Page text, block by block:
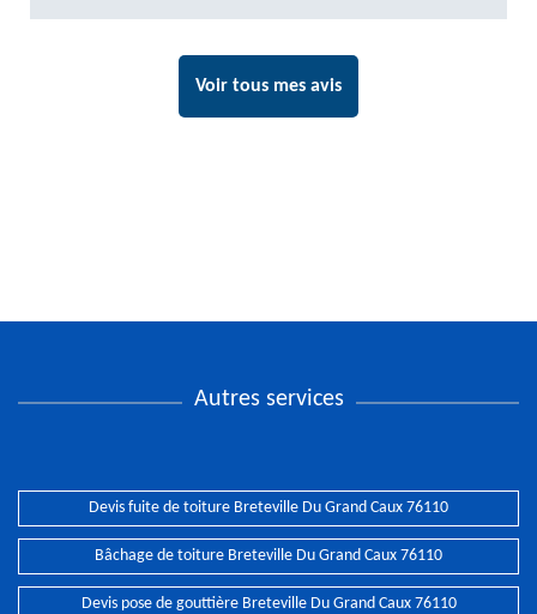
Voir tous mes avis
Autres services
Devis fuite de toiture Breteville Du Grand Caux 76110
Bâchage de toiture Breteville Du Grand Caux 76110
Devis pose de gouttière Breteville Du Grand Caux 76110